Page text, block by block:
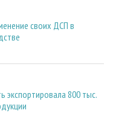
своих ДСП в
экспортировала 800 тыс.